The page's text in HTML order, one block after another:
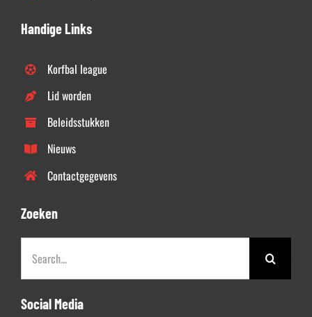
Handige Links
Korfbal league
Lid worden
Beleidsstukken
Nieuws
Contactgegevens
Zoeken
naar:
Social Media